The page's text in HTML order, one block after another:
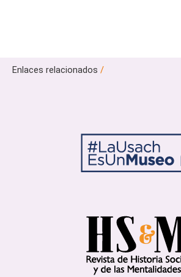
Enlaces relacionados /